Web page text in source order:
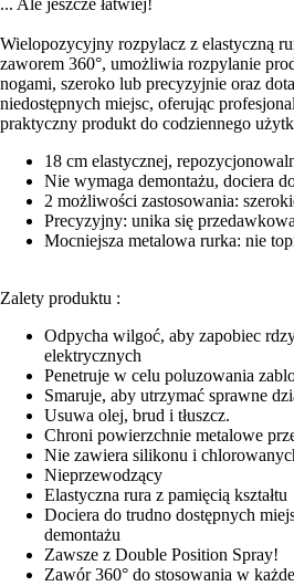
... Ale jeszcze łatwiej!
Wielopozycyjny rozpylacz z elastyczną
zaworem 360°, umożliwia rozpylanie
nogami, szeroko lub precyzyjnie oraz
niedostępnych miejsc, oferując
praktyczny produkt do codziennego
18 cm elastycznej,
Nie wymaga demontażu, dociera
2 możliwości zastosowania:
Precyzyjny: unika się
Mocniejsza metalowa rurka: nie
Zalety produktu :
Odpycha wilgoć, aby zapobiec
elektrycznych
Penetruje w celu poluzowania
Smaruje, aby utrzymać sprawne
Usuwa olej, brud i tłuszcz.
Chroni powierzchnie metalowe
Nie zawiera silikonu i
Nieprzewodzący
Elastyczna rura z pamięcią kształtu
Dociera do trudno dostępnych
demontażu
Zawsze z Double Position Spray!
Zawór 360° do stosowania w